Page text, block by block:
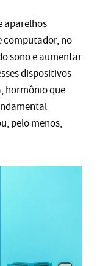
aparelhos
computador, no
sono e aumentar
dispositivos
hormônio que
pelo menos,